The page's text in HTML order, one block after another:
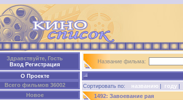
Здравствуйте, Гость
Вход Регистрация
О Проекте
Всего фильмов 36002
Новое
Название фильма:
Сортировать по: названию | году |
1492: Завоевание рая